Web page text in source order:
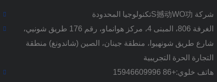
شركة S撼动WO功تكنولوجيا المحدودة
الغرفة 806، المبنى 4، مركز هوانماو، رقم 176 طريق شونيي،
شارع طريق شونهيوا، منطقة جينان، الصين (شاندونغ) منطقة
التجارة الحرة التجريبية
هاتف خلوي:+86 15946609996